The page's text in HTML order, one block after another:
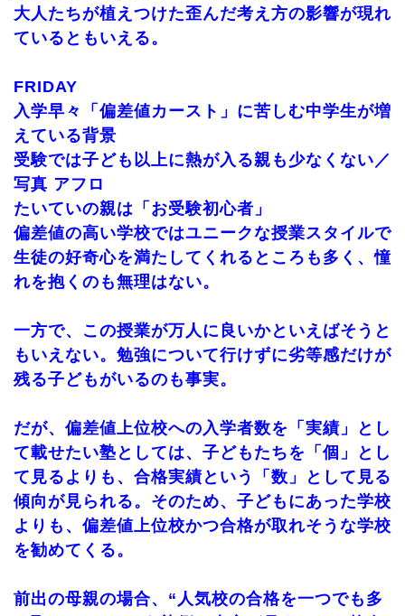
大人たちが植えつけた歪んだ考え方の影響が現れ
ているともいえる。
FRIDAY
入学早々「偏差値カースト」に苦しむ中学生が増
えている背景
受験では子ども以上に熱が入る親も少なくない／
写真 アフロ
たいていの親は「お受験初心者」
偏差値の高い学校ではユニークな授業スタイルで
生徒の好奇心を満たしてくれるところも多く、憧
れを抱くのも無理はない。
一方で、この授業が万人に良いかといえばそうと
もいえない。勉強について行けずに劣等感だけが
残る子どもがいるのも事実。
だが、偏差値上位校への入学者数を「実績」とし
て載せたい塾としては、子どもたちを「個」とし
て見るよりも、合格実績という「数」として見る
傾向が見られる。そのため、子どもにあった学校
よりも、偏差値上位校かつ合格が取れそうな学校
を勧めてくる。
前出の母親の場合、“人気校の合格を一つでも多